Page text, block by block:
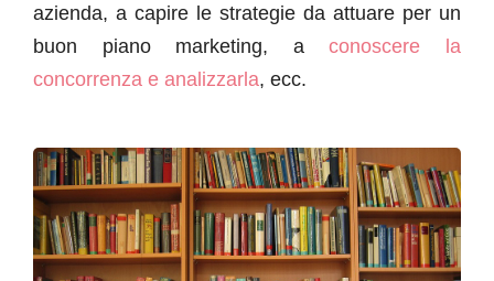
azienda, a capire le strategie da attuare per un
buon piano marketing, a conoscere la
concorrenza e analizzarla, ecc.